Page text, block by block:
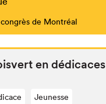
congrès de Montréal
en dédicaces
Jeunesse